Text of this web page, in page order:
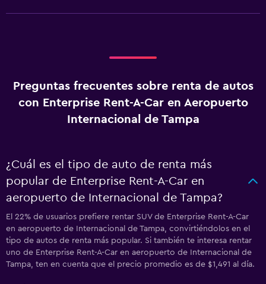
Preguntas frecuentes sobre renta de autos
con Enterprise Rent-A-Car en Aeropuerto
Internacional de Tampa
¿Cuál es el tipo de auto de renta más
popular de Enterprise Rent-A-Car en
aeropuerto de Internacional de Tampa?
El 22% de usuarios prefiere rentar SUV de Enterprise Rent-A-Car
en aeropuerto de Internacional de Tampa, convirtiéndolos en el
tipo de autos de renta más popular. Si también te interesa rentar
uno de Enterprise Rent-A-Car en aeropuerto de Internacional de
Tampa, ten en cuenta que el precio promedio es de $1,491 al día.